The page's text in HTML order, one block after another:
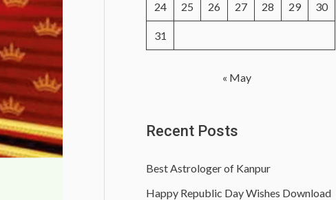
24 25 26 27 28 29 30
31
« May
Recent Posts
Best Astrologer of Kanpur
Happy Republic Day Wishes Download